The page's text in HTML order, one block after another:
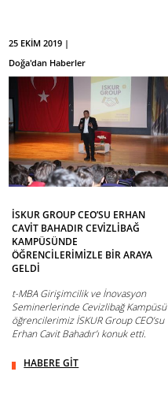
25 EKİM 2019 |
Doğa'dan Haberler
İSKUR GROUP CEO’SU ERHAN
CAVİT BAHADIR CEVİZLİBAĞ
KAMPÜSÜNDE
ÖĞRENCİLERİMİZLE BİR ARAYA
GELDİ
t-MBA Girişimcilik ve İnovasyon
Seminerlerinde Cevizlibağ Kampüsü
öğrencilerimiz İSKUR Group CEO’su
Erhan Cavit Bahadır’ı konuk etti.
HABERE GİT